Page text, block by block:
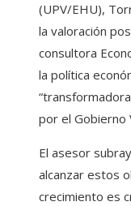
(UPV/EHU),
la valoración
consultora
la política
por el Gobierno
El asesor
alcanzar estos
crecimiento es